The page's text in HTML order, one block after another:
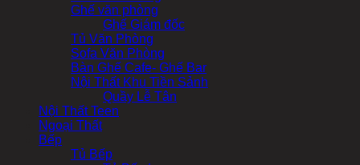
Ghế văn phòng
Ghế Giám đốc
Tủ Văn Phòng
Sofa Văn Phòng
Bàn Ghế Cafe- Ghế Bar
Nội Thất Khu Tiền Sảnh
Quầy Lễ Tân
Nội Thất Teen
Ngoại Thất
Bếp
Tủ Bếp